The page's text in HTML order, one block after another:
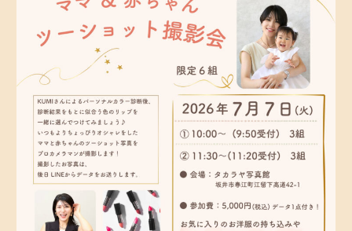
CONTACT
ご予約
アクセス